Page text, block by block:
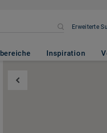
Erweiterte
Inspiration